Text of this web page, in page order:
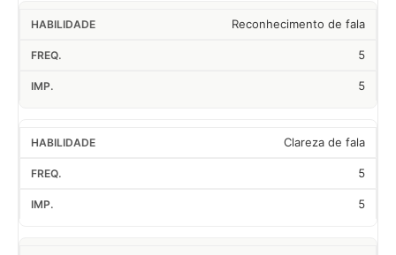
Reconhecimento de fala
5
5
Clareza de fala
5
5